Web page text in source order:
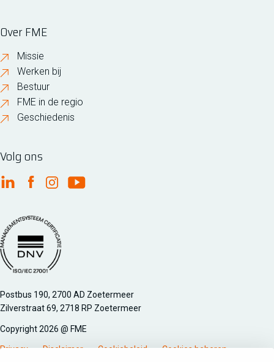
Over FME
Missie
Werken bij
Bestuur
FME in de regio
Geschiedenis
Volg ons
FME Linkedin
FME Facebook
FME Instagram
FME Youtube
Managementsyteem certificatie DNV iso/iec 27001
Postbus 190, 2700 AD Zoetermeer
Zilverstraat 69, 2718 RP Zoetermeer
Copyright 2026 @ FME
Privacy Disclaimer Cookiebeleid Cookies beheren